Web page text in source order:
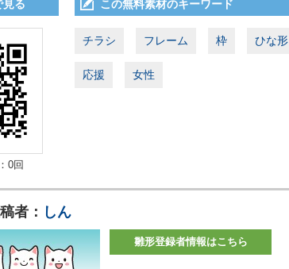
見る
0回
この無料素材のキーワード
チラシ フレーム 枠 ひな形
応援 女性
者： しん
雛形登録者情報はこちら